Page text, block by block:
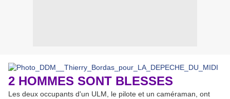
2 HOMMES SONT BLESSES
Les deux occupants d'un ULM, le pilote et un caméraman, ont